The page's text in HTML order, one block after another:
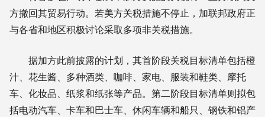
方撤回其贸易行动。若美方关税措施不停止，加联邦政府正
与各省和地区积极讨论采取多项非关税措施。
据加方此前披露的计划，其首阶段关税目标清单包括橙
汁、花生酱、多种酒类、咖啡、家电、服装和鞋类、摩托
车、化妆品、纸浆和纸张等产品。第二阶段目标清单则拟包
括电动汽车、卡车和巴士车、休闲车辆和船只、钢铁和铝产